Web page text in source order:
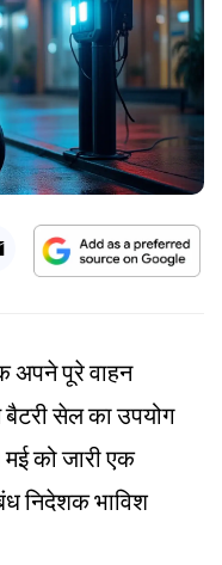
अपने पूरे वाहन
बैटरी सेल का उपयोग
को जारी एक
निदेशक भाविश